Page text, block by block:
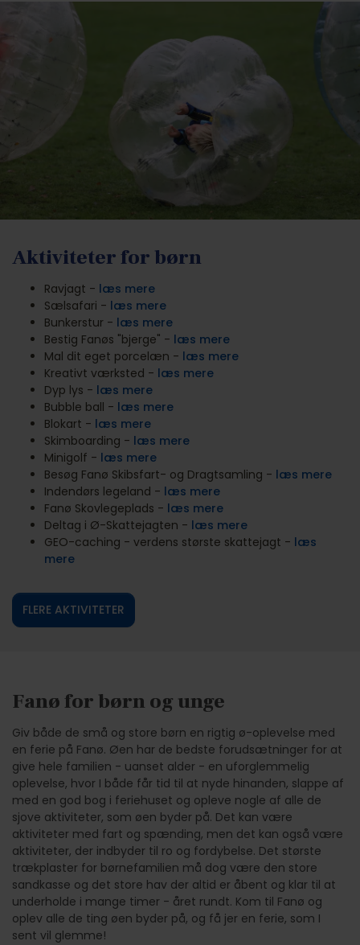
Aktiviteter for børn
Ravjagt - læs mere
Sælsafari - læs mere
Bunkerstur - læs mere
Bestig Fanøs "bjerge" - læs mere
Mal dit eget porcelæn - læs mere
Kreativt værksted - læs mere
Dyp lys - læs mere
Bubble ball - læs mere
Blokart - læs mere
Skimboarding - læs mere
Minigolf - læs mere
Besøg Fanø Skibsfart- og Dragtsamling - læs mere
Indendørs legeland - læs mere
Fanø Skovlegeplads - læs mere
Deltag i Ø-Skattejagten - læs mere
GEO-caching - verdens største skattejagt - læs
mere
FLERE AKTIVITETER
Fanø for børn og unge
Giv både de små og store børn en rigtig ø-oplevelse med
en ferie på Fanø. Øen har de bedste forudsætninger for at
give hele familien - uanset alder - en uforglemmelig
oplevelse, hvor I både får tid til at nyde hinanden, slappe af
med en god bog i feriehuset og opleve nogle af alle de
sjove aktiviteter, som øen byder på. Det kan være
aktiviteter med fart og spænding, men det kan også være
aktiviteter, der indbyder til ro og fordybelse. Det største
trækplaster for børnefamilien må dog være den store
sandkasse og det store hav der altid er åbent og klar til at
underholde i mange timer - året rundt. Kom til Fanø og
oplev alle de ting øen byder på, og få jer en ferie, som I
sent vil glemme!